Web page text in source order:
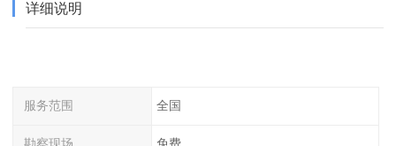
详细说明
服务范围 全国